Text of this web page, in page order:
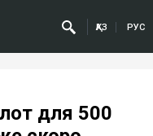
ҚАЗ РУС
для 500